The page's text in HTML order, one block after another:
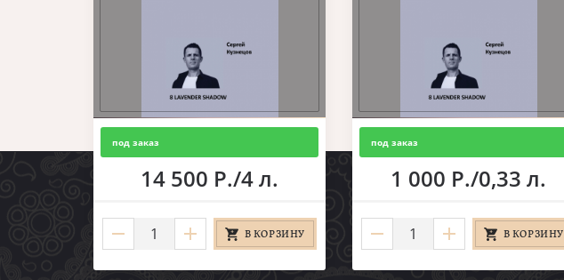
под заказ
14 500 Р./4 л.
В КОРЗИНУ
под заказ
1 000 Р./0,33 л.
В КОРЗИНУ